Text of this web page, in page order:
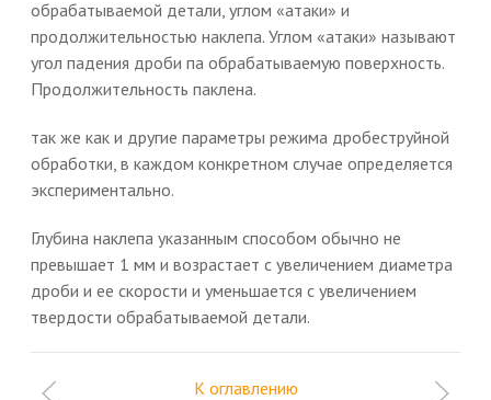
обрабатываемой детали, углом «атаки» и
продолжительностью наклепа. Углом «атаки» называют
угол падения дроби па обрабатываемую поверхность.
Продолжительность паклена.
так же как и другие параметры режима дробеструйной
обработки, в каждом конкретном случае определяется
экспериментально.
Глубина наклепа указанным способом обычно не
превышает 1 мм и возрастает с увеличением диаметра
дроби и ее скорости и уменьшается с увеличением
твердости обрабатываемой детали.
К оглавлению